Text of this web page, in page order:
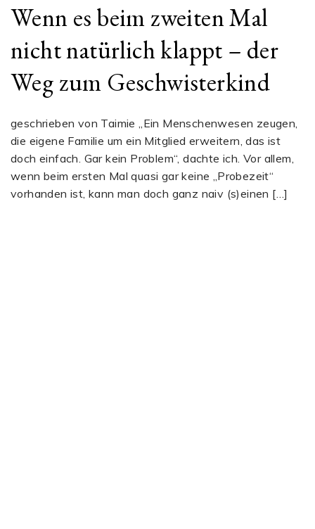
Wenn es beim zweiten Mal
nicht natürlich klappt – der
Weg zum Geschwisterkind
geschrieben von Taimie „Ein Menschenwesen zeugen,
die eigene Familie um ein Mitglied erweitern, das ist
doch einfach. Gar kein Problem“, dachte ich. Vor allem,
wenn beim ersten Mal quasi gar keine „Probezeit“
vorhanden ist, kann man doch ganz naiv (s)einen […]